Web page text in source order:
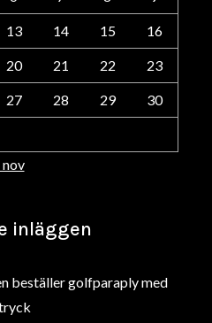
13 14 15 16
20 21 22 23
27 28 29 30
nov
inläggen
beställer golfparaply med